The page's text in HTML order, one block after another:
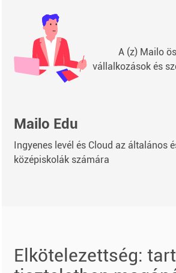
A (z) Mailo
vállalkozások és
Mailo Edu
Ingyenes levél és Cloud az általános
középiskolák számára
Elkötelezettség: